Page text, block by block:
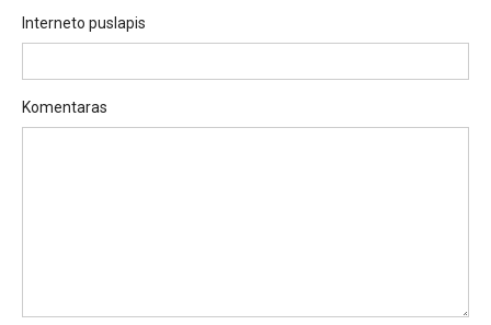
Interneto puslapis
Komentaras